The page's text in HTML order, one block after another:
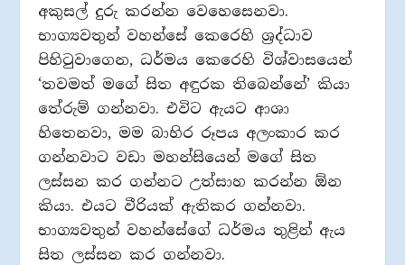
අකුසල් දුරු කරන්න වෙහෙසෙනවා.
භාග්‍යවතුන් වහන්සේ කෙරෙහි ශ්‍රද්ධාව
පිහිටුවාගෙන, ධර්මය කෙරෙහි විශ්වාසයෙන්
‘තවමත් මගේ සිත අඳුරක තිබෙන්නේ’ කියා
තේරුම් ගන්නවා. එවිට ඇයට ආශා
හිතෙනවා, මම බාහිර රූපය අලංකාර කර
ගන්නවාට වඩා මහන්සියෙන් මගේ සිත
ලස්සන කර ගන්නට උත්සාහ කරන්න ඕන
කියා. එයට වීරියක් ඇතිකර ගන්නවා.
භාග්‍යවතුන් වහන්සේගේ ධර්මය තුළින් ඇය
සිත ලස්සන කර ගන්නවා.